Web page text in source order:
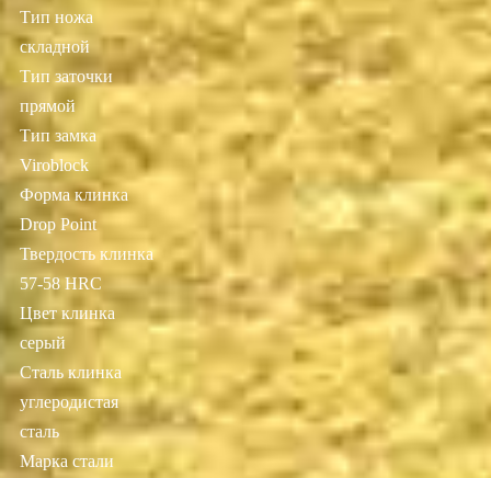
Тип ножа
складной
Тип заточки
прямой
Тип замка
Viroblock
Форма клинка
Drop Point
Твердость клинка
57-58 HRC
Цвет клинка
серый
Сталь клинка
углеродистая
сталь
Марка стали